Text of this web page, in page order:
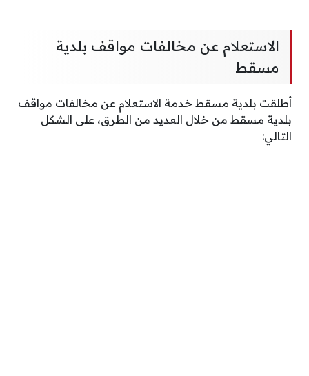
الاستعلام عن مخالفات مواقف بلدية
مسقط
أطلقت بلدية مسقط خدمة الاستعلام عن مخالفات مواقف
بلدية مسقط من خلال العديد من الطرق، على الشكل
التالي: